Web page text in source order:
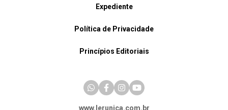
Expediente
Política de Privacidade
Princípios Editoriais
www.lerunica.com.br